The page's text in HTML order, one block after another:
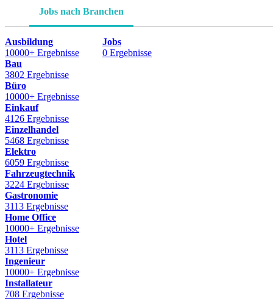
Jobs nach Branchen
Ausbildung
10000+ Ergebnisse
Bau
3802 Ergebnisse
Büro
10000+ Ergebnisse
Einkauf
4126 Ergebnisse
Einzelhandel
5468 Ergebnisse
Elektro
6059 Ergebnisse
Fahrzeugtechnik
3224 Ergebnisse
Gastronomie
3113 Ergebnisse
Home Office
10000+ Ergebnisse
Hotel
3113 Ergebnisse
Ingenieur
10000+ Ergebnisse
Installateur
708 Ergebnisse
Jobs
0 Ergebnisse